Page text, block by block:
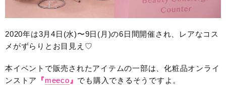
2020年は3月4日(水)〜9日(月)の6日間開催され、レアなコス
メがずらりとお目見え♡
本イベントで販売されたアイテムの一部は、化粧品オンライ
ンストア
『meeco 』 でも購入できるそうですよ。